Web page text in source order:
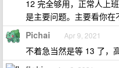
12 完全够用，正常人上
是主要问题。主要看你在
Pichai Apr 9, 2021
不着急当然是等 13 了，